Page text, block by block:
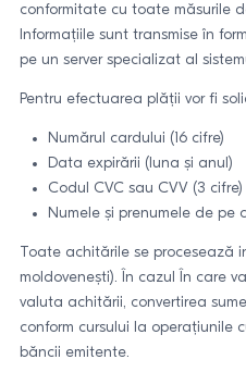
conformitate cu toate măsurile
Informațiile sunt transmise în
pe un server specializat al
Pentru efectuarea plății vor fi
Numărul cardului (16 cifre)
Data expirării (luna și anul)
Codul CVC sau CVV (3 cifre)
Numele și prenumele de pe
Toate achitările se procesează
moldovenești). În cazul În care
valuta achitării, convertirea
conform cursului la operațiunile
băncii emitente.